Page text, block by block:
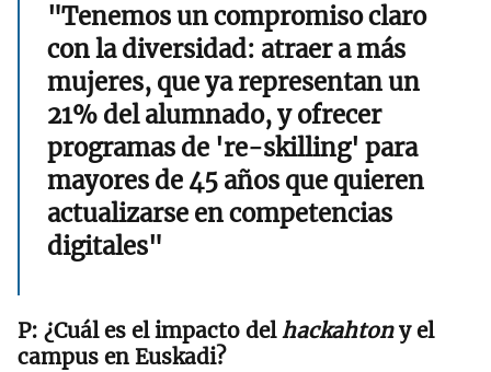
"Tenemos un compromiso claro
con la diversidad: atraer a más
mujeres, que ya representan un
21% del alumnado, y ofrecer
programas de 're-skilling' para
mayores de 45 años que quieren
actualizarse en competencias
digitales"
¿Cuál es el impacto delhackahtony el
campus en Euskadi?